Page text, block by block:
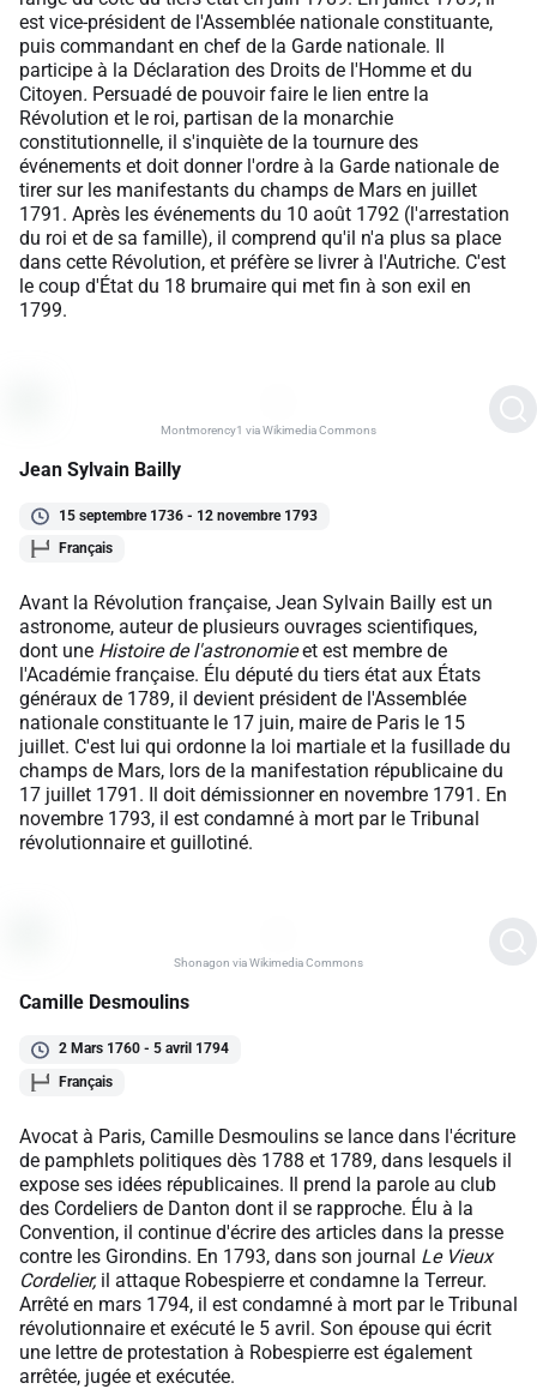
est vice-président de l'Assemblée nationale constituante,
puis commandant en chef de la Garde nationale. Il
participe à la Déclaration des Droits de l'Homme et du
Citoyen. Persuadé de pouvoir faire le lien entre la
Révolution et le roi, partisan de la monarchie
constitutionnelle, il s'inquiète de la tournure des
événements et doit donner l'ordre à la Garde nationale de
tirer sur les manifestants du champs de Mars en juillet
1791. Après les événements du 10 août 1792 (l'arrestation
du roi et de sa famille), il comprend qu'il n'a plus sa place
dans cette Révolution, et préfère se livrer à l'Autriche. C'est
le coup d'État du 18 brumaire qui met fin à son exil en
1799.
Montmorency1 via Wikimedia Commons
Jean Sylvain Bailly
15 septembre 1736 - 12 novembre 1793
Français
Avant la Révolution française, Jean Sylvain Bailly est un
astronome, auteur de plusieurs ouvrages scientifiques,
dont une Histoire de l'astronomieet est membre de
l'Académie française. Élu député du tiers état aux États
généraux de 1789, il devient président de l'Assemblée
nationale constituante le 17 juin, maire de Paris le 15
juillet. C'est lui qui ordonne la loi martiale et la fusillade du
champs de Mars, lors de la manifestation républicaine du
17 juillet 1791. Il doit démissionner en novembre 1791. En
novembre 1793, il est condamné à mort par le Tribunal
révolutionnaire et guillotiné.
Shonagon via Wikimedia Commons
Camille Desmoulins
2 Mars 1760 - 5 avril 1794
Français
Avocat à Paris, Camille Desmoulins se lance dans l'écriture
de pamphlets politiques dès 1788 et 1789, dans lesquels il
expose ses idées républicaines. Il prend la parole au club
des Cordeliers de Danton dont il se rapproche. Élu à la
Convention, il continue d'écrire des articles dans la presse
contre les Girondins. En 1793, dans son journal Le Vieux
Cordelier,il attaque Robespierre et condamne la Terreur.
Arrêté en mars 1794, il est condamné à mort par le Tribunal
révolutionnaire et exécuté le 5 avril. Son épouse qui écrit
une lettre de protestation à Robespierre est également
arrêtée, jugée et exécutée.